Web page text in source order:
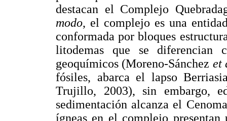
destacan el Complejo
modo, el complejo es una
conformada por bloques
litodemas que se diferencian
geoquímicos (Moreno-Sánchez et
fósiles, abarca el lapso
Trujillo, 2003), sin embargo,
sedimentación alcanza el
ígneas en el complejo